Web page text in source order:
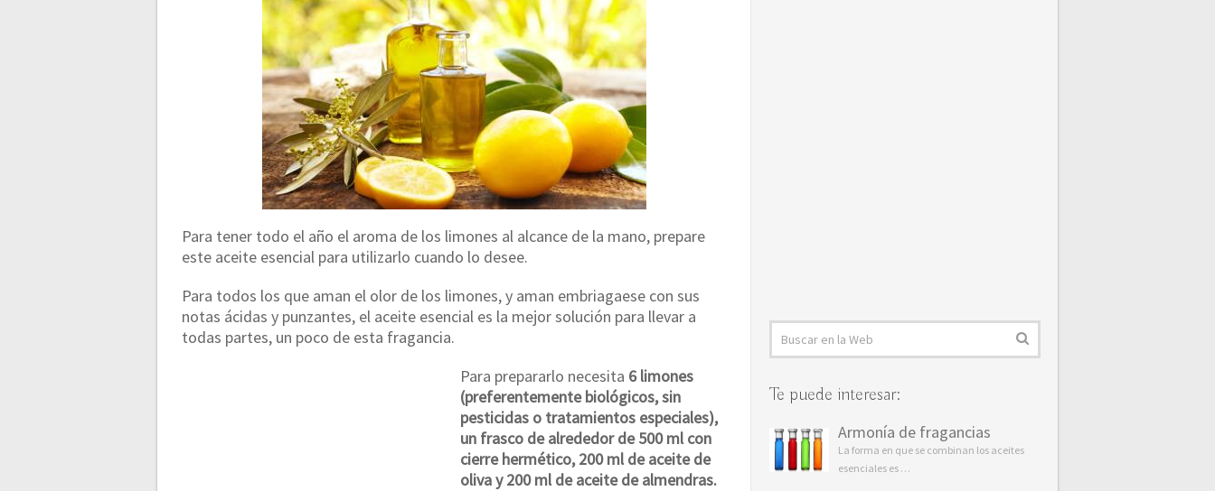
Para tener todo el año el aroma de los limones al alcance de la mano, prepare
este aceite esencial para utilizarlo cuando lo desee.
Para todos los que aman el olor de los limones, y aman embriagaese con sus
notas ácidas y punzantes, el aceite esencial es la mejor solución para llevar a
todas partes, un poco de esta fragancia.
Para prepararlo necesita 6 limones
(preferentemente biológicos, sin
pesticidas o tratamientos especiales),
un frasco de alrededor de 500 ml con
cierre hermético, 200 ml de aceite de
oliva y 200 ml de aceite de almendras.
Te puede interesar:
Armonía de fragancias
La forma en que se combinan los aceites
esenciales es …